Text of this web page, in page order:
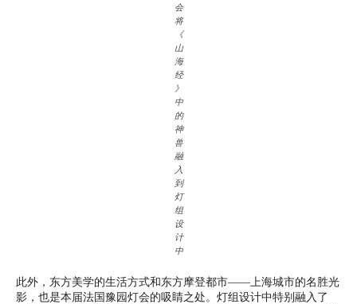
会
将
《
山
海
经
》
中
的
神
兽
融
入
到
灯
组
设
计
中
此外，东方美学的生活方式和东方摩登都市——上海城市的名胜光
影，也是本届法国豫园灯会的吸睛之处。灯组设计中特别融入了